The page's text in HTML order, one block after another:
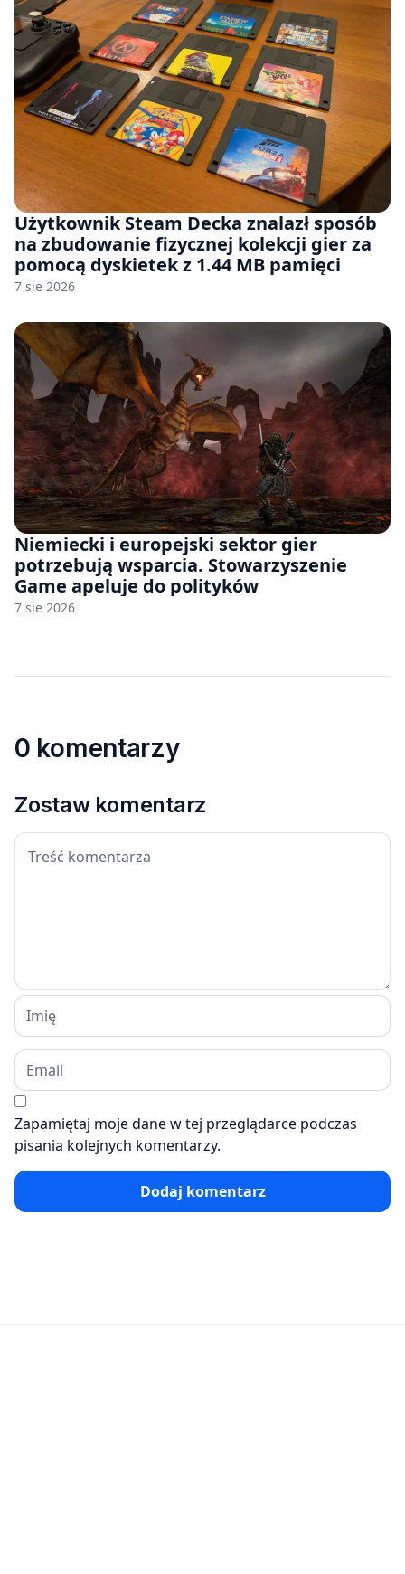
Użytkownik Steam Decka znalazł sposób
na zbudowanie fizycznej kolekcji gier za
pomocą dyskietek z 1.44 MB pamięci
7 sie 2026
Niemiecki i europejski sektor gier
potrzebują wsparcia. Stowarzyszenie
Game apeluje do polityków
7 sie 2026
0 komentarzy
Zostaw komentarz
Zapamiętaj moje dane w tej przeglądarce podczas
pisania kolejnych komentarzy.
Dodaj komentarz